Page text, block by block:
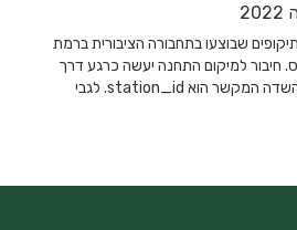
שבוצעו בתחבורה הציבורית ברמת
חיבור למיקום התחנה יעשה כרגע דרך
טבלת stops ב-GTFS והשדה המקשר הוא station_id. לגבי